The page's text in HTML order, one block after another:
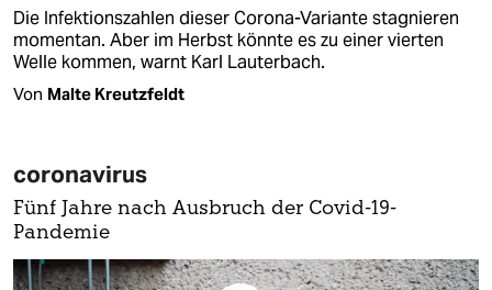
Die Infektionszahlen dieser Corona-Variante stagnieren
momentan. Aber im Herbst könnte es zu einer vierten
Welle kommen, warnt Karl Lauterbach.
Von Malte Kreutzfeldt
coronavirus
Fünf Jahre nach Ausbruch der Covid-19-
Pandemie